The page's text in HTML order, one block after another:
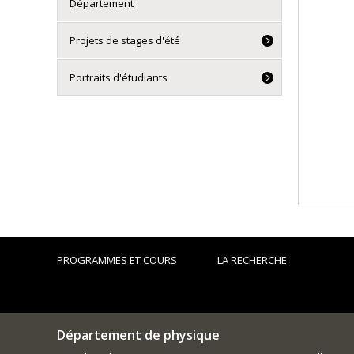
Département
Projets de stages d'été
Portraits d'étudiants
PROGRAMMES ET COURS LA RECHERCHE
Département de physique